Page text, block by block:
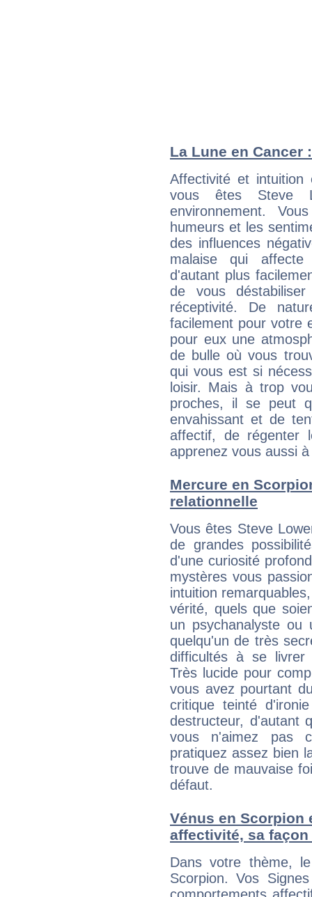
La Lune en Cancer
Affectivité et intuition
vous êtes Steve
environnement.
humeurs et les
des influences
malaise qui
d'autant plus
de vous
réceptivité. De
facilement pour votre
pour eux une
de bulle où vous
qui vous est si
loisir. Mais à trop
proches, il se peut
envahissant et de
affectif, de régenter
apprenez vous aussi
Mercure en
relationnelle
Vous êtes Steve
de grandes
d'une curiosité
mystères vous
intuition
vérité, quels que
un psychanalyste ou
quelqu'un de très
difficultés à se livrer
Très lucide pour
vous avez pourtant
critique teinté
destructeur, d'autant
vous n'aimez pas
pratiquez assez bien
trouve de mauvaise
défaut.
Vénus en Scorpion
affectivité, sa
Dans votre thème,
Scorpion. Vos